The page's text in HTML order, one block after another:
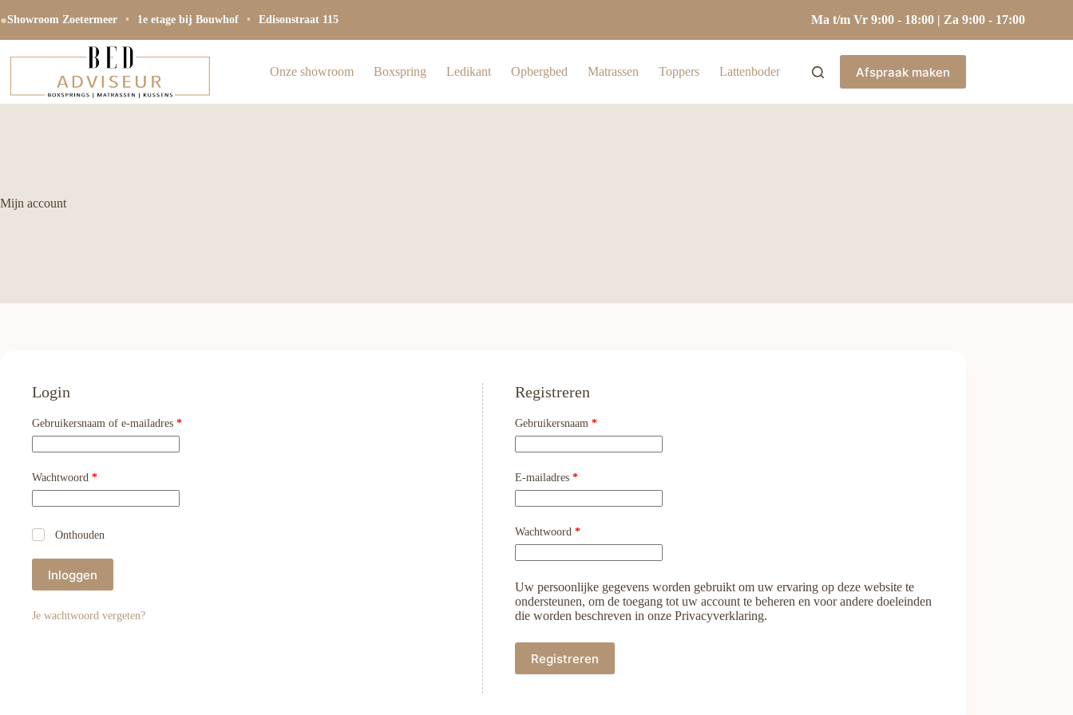
naar
●Showroom Zoetermeer • 1e etage bij Bouwhof • Edisonstraat 115 Ma t/m Vr 9:00 - 18:00 | Za 9:00 - 17:00
Onze showroom Boxspring Ledikant Opbergbed Matrassen Toppers Lattenbodems Hoofdkussens Kasten
Afspraak maken
Mijn account
Login
Gebruikersnaam of e-mailadres *Vereist
Wachtwoord *Vereist
Onthouden
Inloggen
Je wachtwoord vergeten?
Registreren
Gebruikersnaam *Vereist
E-mailadres *Vereist
Wachtwoord *Vereist
Uw persoonlijke gegevens worden gebruikt om uw ervaring op deze website te
ondersteunen, om de toegang tot uw account te beheren en voor andere doeleinden
die worden beschreven in onze Privacyverklaring.
Registreren